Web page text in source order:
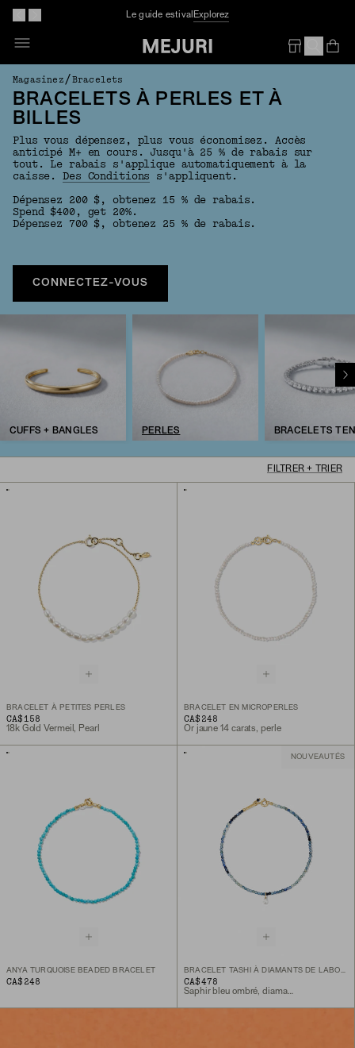
Le guide estival Explorez
Magasinez /Bracelets
BRACELETS À PERLES ET À
BILLES
Plus vous dépensez, plus vous économisez. Accès
anticipé M+ en cours. Jusqu'à 25 % de rabais sur
tout. Le rabais s'applique automatiquement à la
caisse.Des Conditions s'appliquent.
Dépensez 200 $, obtenez 15 % de rabais.
Spend $400, get 20%.
Dépensez 700 $, obtenez 25 % de rabais.
CONNECTEZ-VOUS
CUFFS + BANGLES PERLES BRACELETS
FILTRER + TRIER
BRACELET À PETITES PERLES
CA$158
18k Gold Vermeil, Pearl
BRACELET EN MICROPERLES
CA$248
Or jaune 14 carats, perle
ANYA TURQUOISE BEADED BRACELET
CA$248
NOUVEAUTÉS
BRACELET TASHI À DIAMANTS DE LABORATOIRE PERCÉ
CA$478
Saphir bleu ombré, diamant de laboratoire, or jaune 10 carats